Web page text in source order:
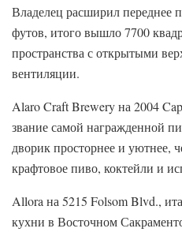
Владелец расширил переднее
футов, итого вышло 7700
пространства с открытыми
вентиляции.
Alaro Craft Brewery на 2004
звание самой награжденной
дворик просторнее и уютнее,
крафтовое пиво, коктейли и
Allora на 5215 Folsom Blvd.,
кухни в Восточном